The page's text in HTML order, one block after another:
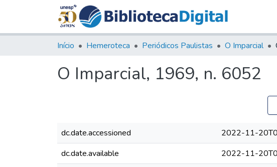
Início Hemeroteca Periódicos Paulistas O Imparcial
O Imparcial, 1969, n. 6052
dc.date.accessioned
2022-11-
dc.date.available
2022-11-